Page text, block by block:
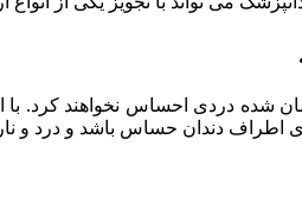
شده دردی احساس نخواهند کرد.
دندان حساس باشد و درد و